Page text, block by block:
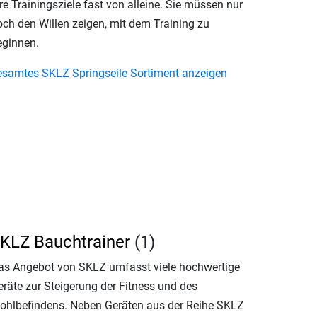
Trainingsziele fast von alleine. Sie müssen nur
den Willen zeigen, mit dem Training zu
SKLZ Springseile Sortiment anzeigen
Bauchtrainer (1)
Angebot von SKLZ umfasst viele hochwertige
zur Steigerung der Fitness und des
Neben Geräten aus der Reihe SKLZ